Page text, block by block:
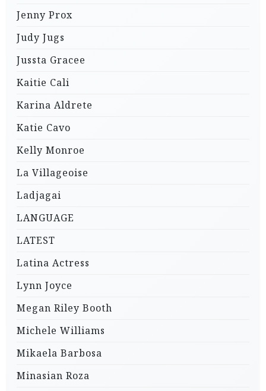
Jenny Prox
Judy Jugs
Jussta Gracee
Kaitie Cali
Karina Aldrete
Katie Cavo
Kelly Monroe
La Villageoise
Ladjagai
LANGUAGE
LATEST
Latina Actress
Lynn Joyce
Megan Riley Booth
Michele Williams
Mikaela Barbosa
Minasian Roza